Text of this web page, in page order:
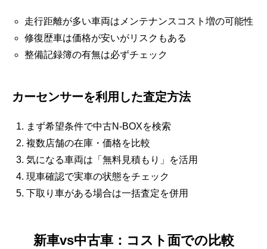
走行距離が多い車両はメンテナンスコスト増の可能性
修復歴車は価格が安いがリスクもある
整備記録簿の有無は必ずチェック
カーセンサーを利用した査定方法
まず希望条件で中古N-BOXを検索
複数店舗の在庫・価格を比較
気になる車両は「無料見積もり」を活用
現車確認で実車の状態をチェック
下取り車がある場合は一括査定を併用
新車vs中古車：コスト面での比較